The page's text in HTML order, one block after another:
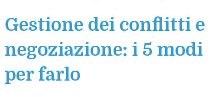
Gestione dei conflitti e
negoziazione: i 5 modi
per farlo